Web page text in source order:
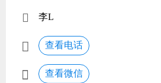
 李L
 查看电话
 查看微信